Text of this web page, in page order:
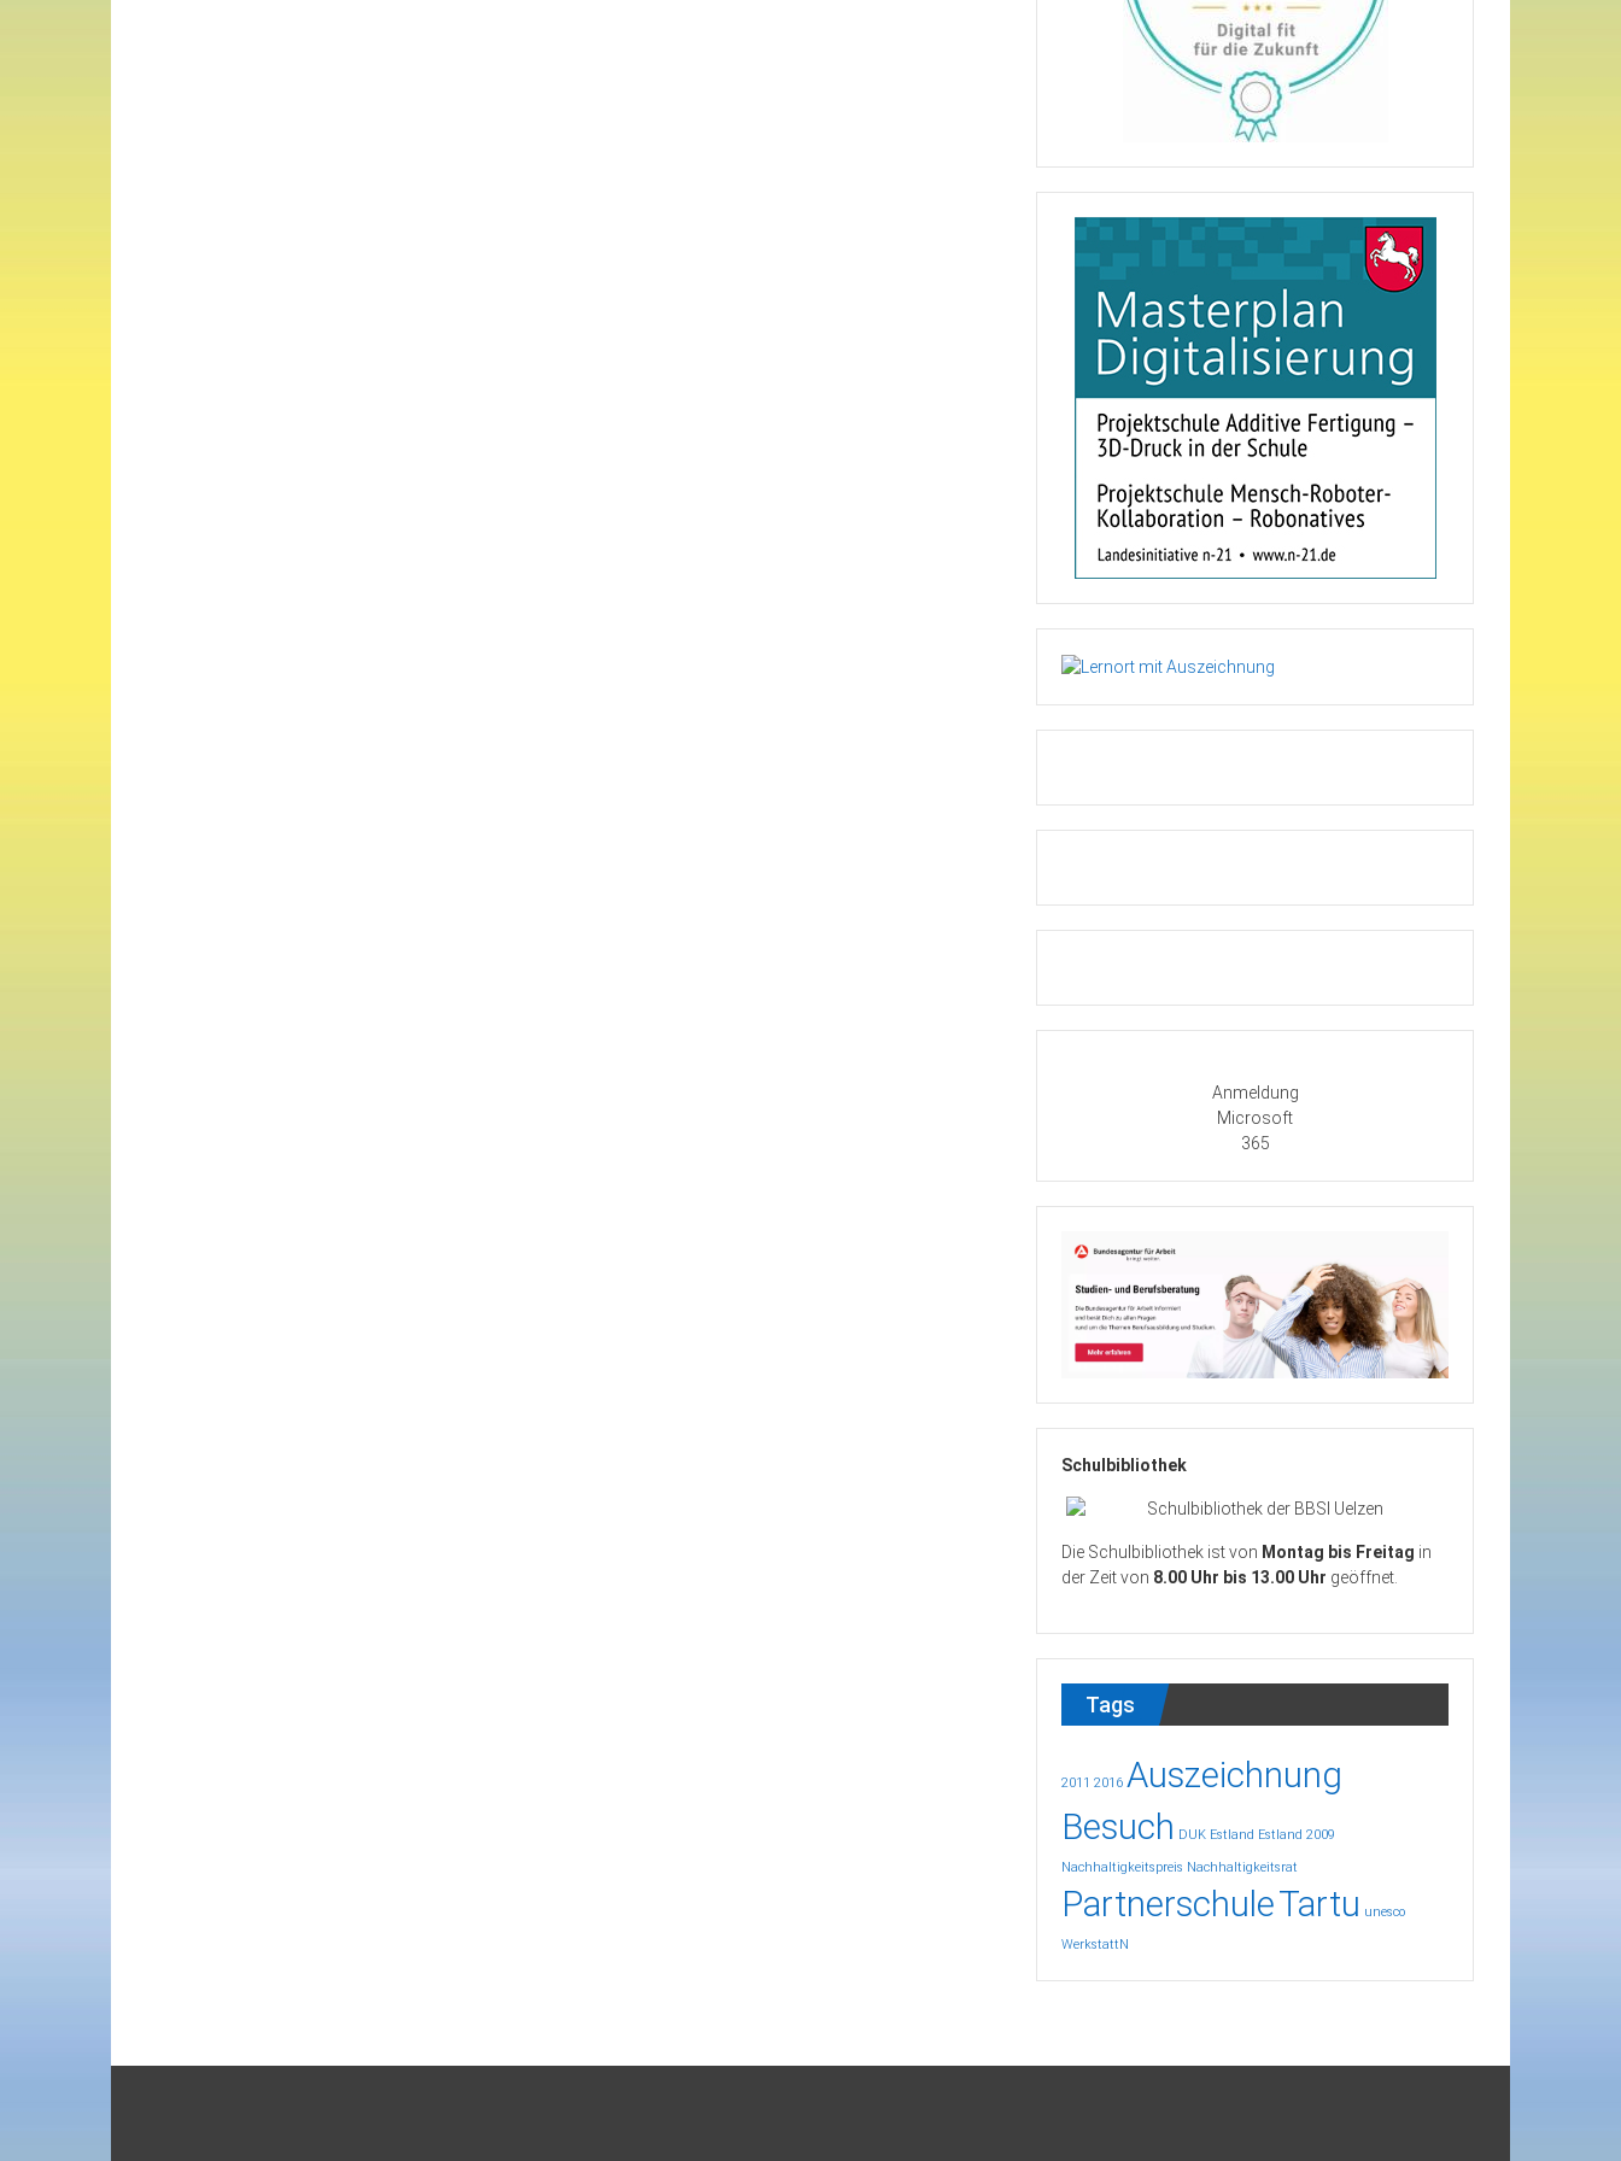
Anmeldung
Microsoft
365
Schulbibliothek
Die Schulbibliothek ist von Montag bis Freitag in
der Zeit von 8.00 Uhr bis 13.00 Uhr geöffnet.
Tags
2011 2016 Auszeichnung
Besuch DUK Estland Estland 2009
Nachhaltigkeitspreis Nachhaltigkeitsrat
PartnerschuleTartu unesco
WerkstattN